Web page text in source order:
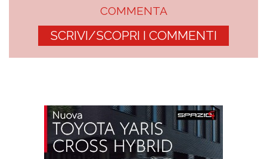
COMMENTA
SCRIVI/SCOPRI I COMMENTI